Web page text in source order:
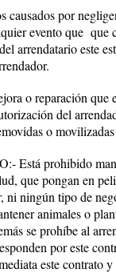
causados por
evento que que
arrendatario este
o reparación que
del
o
Está prohibido
que pongan en
ni ningún tipo de
animales o
se prohíbe al
por este
este contrato